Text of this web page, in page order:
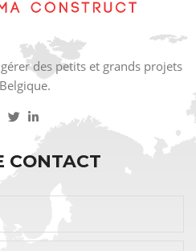
des petits et grands projets
CONTACT